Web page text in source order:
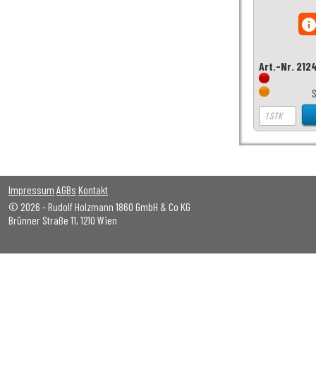
Art.-Nr.
Impressum AGBs Kontakt
© 2026 - Rudolf Holzmann 1860 GmbH & Co KG
Brünner Straße 11, 1210 Wien